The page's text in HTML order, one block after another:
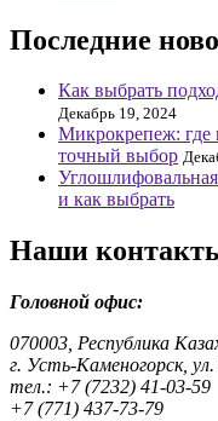
Последние
Как выбрать
Декабрь 19, 2024
Микрокрепеж: где
точный выбор
и как выбрать
Наши
Головной офис:
070003, Республика
г. Усть-Каменогорск,
тел.: +7 (7232) 41-03-59
+7 (771) 437-73-79